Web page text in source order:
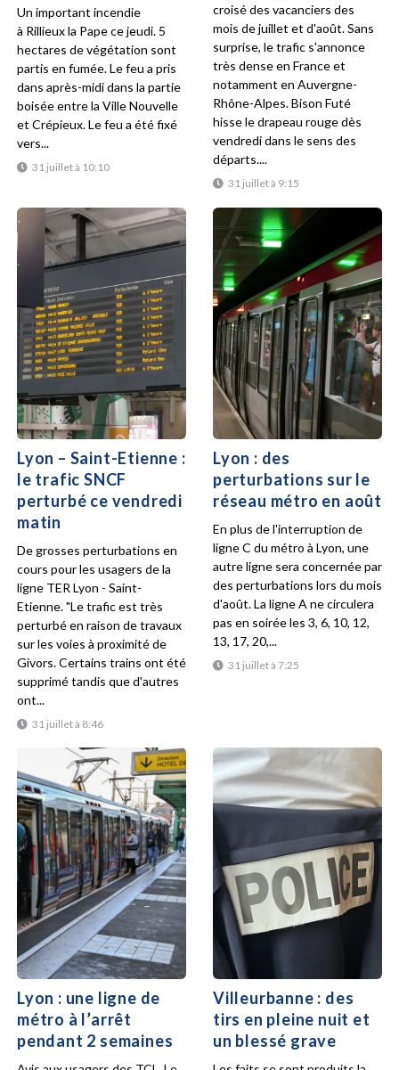
31 juillet à 10:10
Un important incendie
à Rillieux la Pape ce jeudi. 5
hectares de végétation sont
partis en fumée. Le feu a pris
dans après-midi dans la partie
boisée entre la Ville Nouvelle
et Crépieux. Le feu a été fixé
vers...
31 juillet à 9:15
croisé des vacanciers des
mois de juillet et d'août. Sans
surprise, le trafic s'annonce
très dense en France et
notamment en Auvergne-
Rhône-Alpes. Bison Futé
hisse le drapeau rouge dès
vendredi dans le sens des
départs....
Lyon – Saint-Etienne :
le trafic SNCF
perturbé ce vendredi
matin
31 juillet à 8:46
De grosses perturbations en
cours pour les usagers de la
ligne TER Lyon - Saint-
Etienne. "Le trafic est très
perturbé en raison de travaux
sur les voies à proximité de
Givors. Certains trains ont été
supprimé tandis que d'autres
ont...
Lyon : des
perturbations sur le
réseau métro en août
31 juillet à 7:25
En plus de l'interruption de
ligne C du métro à Lyon, une
autre ligne sera concernée par
des perturbations lors du mois
d'août. La ligne A ne circulera
pas en soirée les 3, 6, 10, 12,
13, 17, 20,...
Lyon : une ligne de
métro à l’arrêt
pendant 2 semaines
Villeurbanne : des
tirs en pleine nuit et
un blessé grave